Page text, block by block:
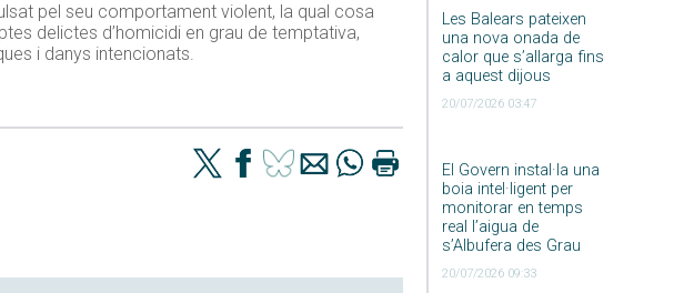
Les Balears pateixen
una nova onada de
calor que s’allarga fins
a aquest dijous
20/07/2026 03:47
El Govern instal·la una
boia intel·ligent per
monitorar en temps
real l’aigua de
s’Albufera des Grau
20/07/2026 09:33
pel seu comportament violent, la qual cosa
delictes d’homicidi en grau de temptativa,
i danys intencionats.